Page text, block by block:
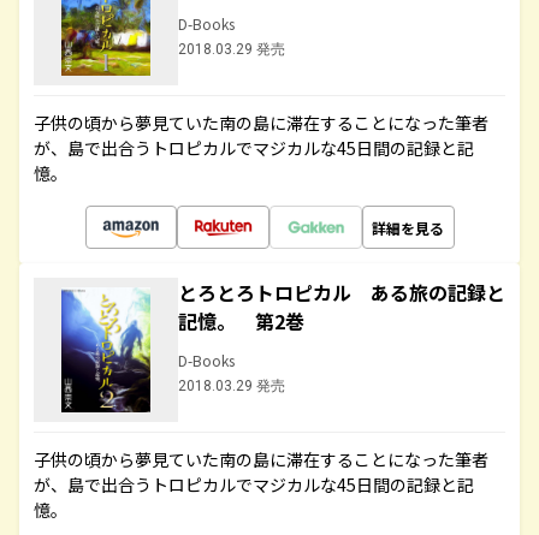
D-Books
2018.03.29 発売
子供の頃から夢見ていた南の島に滞在することになった筆者
が、島で出合うトロピカルでマジカルな45日間の記録と記
憶。
詳細を見る
とろとろトロピカル ある旅の記録と
記憶。 第2巻
D-Books
2018.03.29 発売
子供の頃から夢見ていた南の島に滞在することになった筆者
が、島で出合うトロピカルでマジカルな45日間の記録と記
憶。